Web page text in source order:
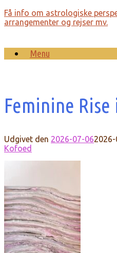
Få info om astro­lo­giske
arrange­menter og rejser mv.
Menu
Feminine
Udgivet den 2026-07-06
Kofoed